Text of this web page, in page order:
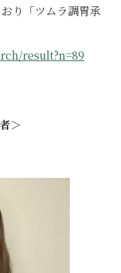
り「ツムラ調胃承
result?n=89
＞